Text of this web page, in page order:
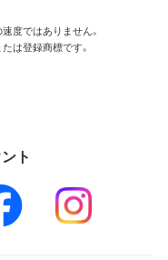
度ではありません。
は登録商標です。
ト